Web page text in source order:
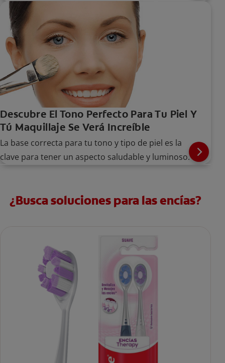
Descubre El Tono Perfecto Para Tu Piel Y
Tú Maquillaje Se Verá Increíble
La base correcta para tu tono y tipo de piel es la
clave para tener un aspecto saludable y luminoso.
Artículos Luminous
¿Busca soluciones para las encías?